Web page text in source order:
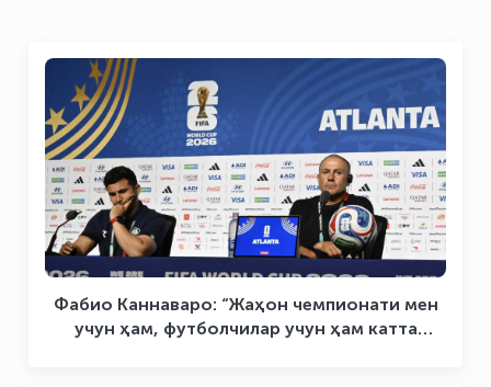
Фабио Каннаваро: “Жаҳон чемпионати мен
учун ҳам, футболчилар учун ҳам катта